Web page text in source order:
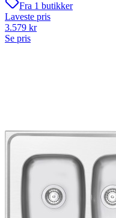
Fra 1 butikker
Laveste pris
3.579 kr
Se pris